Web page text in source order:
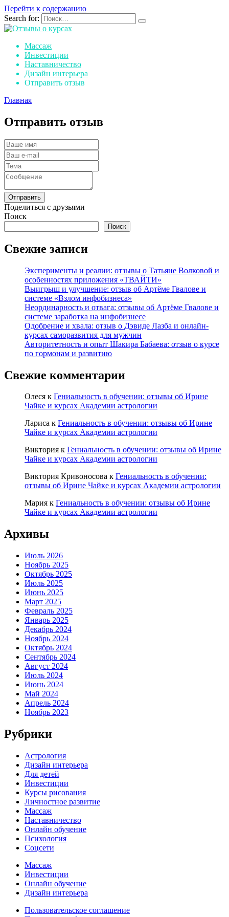
Перейти к содержанию
Search for:
Массаж
Инвестиции
Наставничество
Дизайн интерьера
Отправить отзыв
Главная
Отправить отзыв
Отправить
Поделиться с друзьями
Поиск
Поиск
Свежие записи
Эксперименты и реалии: отзывы о Татьяне Волковой и
особенностях приложения «ТВАЙТИ»
Выигрыш и улучшение: отзыв об Артёме Гвалове и
системе «Взлом инфобизнеса»
Неординарность и отвага: отзывы об Артёме Гвалове и
системе заработка на инфобизнесе
Одобрение и хвала: отзыв о Дэвиде Лазба и онлайн-
курсах саморазвития для мужчин
Авторитетность и опыт Шакира Бабаева: отзыв о курсе
по гормонам и развитию
Свежие комментарии
Олеся к Гениальность в обучении: отзывы об Ирине
Чайке и курсах Академии астрологии
Лариса к Гениальность в обучении: отзывы об Ирине
Чайке и курсах Академии астрологии
Виктория к Гениальность в обучении: отзывы об Ирине
Чайке и курсах Академии астрологии
Виктория Кривоносова к Гениальность в обучении:
отзывы об Ирине Чайке и курсах Академии астрологии
Мария к Гениальность в обучении: отзывы об Ирине
Чайке и курсах Академии астрологии
Архивы
Июль 2026
Ноябрь 2025
Октябрь 2025
Июль 2025
Июнь 2025
Март 2025
Февраль 2025
Январь 2025
Декабрь 2024
Ноябрь 2024
Октябрь 2024
Сентябрь 2024
Август 2024
Июль 2024
Июнь 2024
Май 2024
Апрель 2024
Ноябрь 2023
Рубрики
Астрология
Дизайн интерьера
Для детей
Инвестиции
Курсы рисования
Личностное развитие
Массаж
Наставничество
Онлайн обучение
Психология
Соцсети
Массаж
Инвестиции
Онлайн обучение
Дизайн интерьера
Пользовательское соглашение